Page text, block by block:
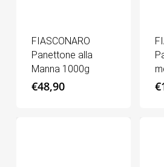
FIASCONARO
Panettone alla
Manna 1000g
€48,90 €